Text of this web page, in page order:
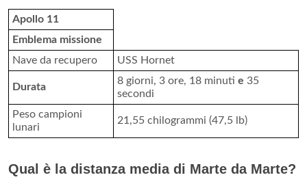
Apollo 11
Emblema missione
Nave da recupero
USS Hornet
Durata
8 giorni, 3 ore, 18 minuti e 35
secondi
Peso campioni
lunari
21,55 chilogrammi (47,5 lb)
Qual è la distanza media di Marte da Marte?